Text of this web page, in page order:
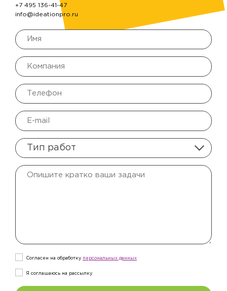
+7 495 136-41-47
info@ideationpro.ru
Тип работ
Согласен на обработку персональныx данных
Я соглашаюсь на рассылку